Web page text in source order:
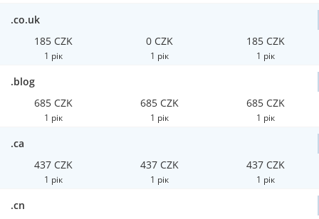
.co.uk
185 CZK
1 рік
0 CZK
1 рік
185 CZK
1 рік
.blog
685 CZK
1 рік
685 CZK
1 рік
685 CZK
1 рік
.ca
437 CZK
1 рік
437 CZK
1 рік
437 CZK
1 рік
.cn